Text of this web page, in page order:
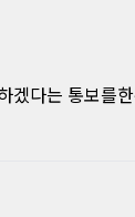
겠다는 통보를